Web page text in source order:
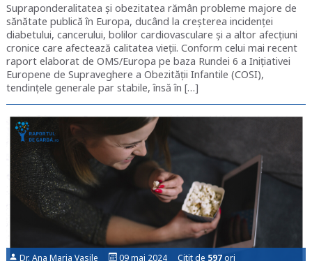
Supraponderalitatea și obezitatea rămân probleme majore de
sănătate publică în Europa, ducând la creșterea incidenței
diabetului, cancerului, bolilor cardiovasculare și a altor afecțiuni
cronice care afectează calitatea vieții. Conform celui mai recent
raport elaborat de OMS/Europa pe baza Rundei 6 a Inițiativei
Europene de Supraveghere a Obezității Infantile (COSI),
tendințele generale par stabile, însă în […]
Dr. Ana Maria Vasile 09 mai 2024 Citit de 597ori